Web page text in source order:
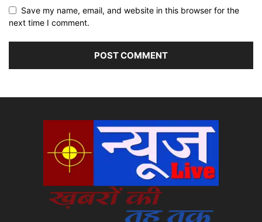
Save my name, email, and website in this browser for the
next time I comment.